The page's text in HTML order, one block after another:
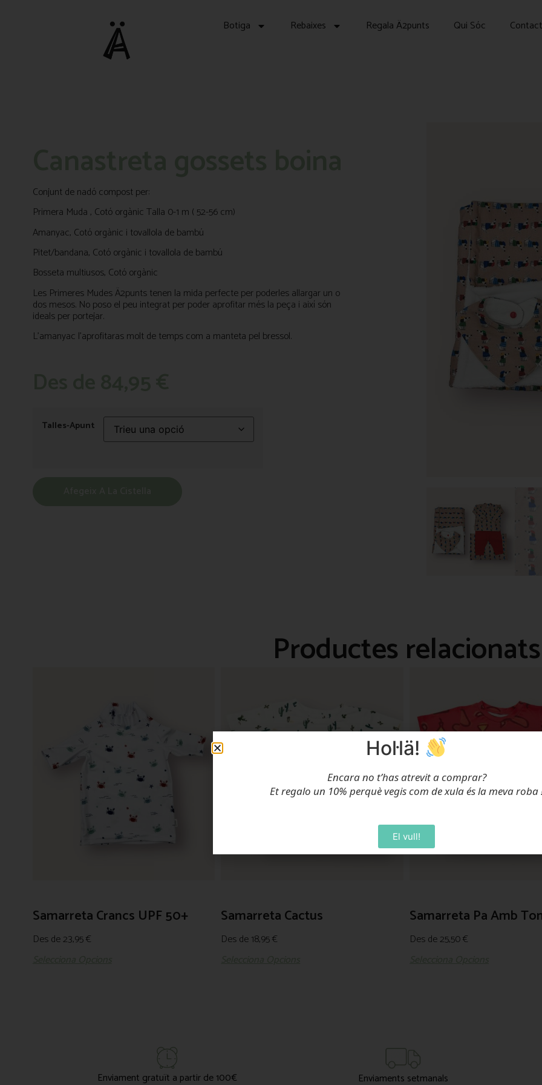
Botiga Rebaixes Regala Ä2punts Qui Sóc
Conjunt de nadó compost per:
Primera Muda , Cotó orgànic Talla 0-1 m ( 52-56 cm)
Amanyac, Cotó orgànic i tovallola de bambú
Pitet/bandana, Cotó orgànic i tovallola de bambú
Bosseta multiusos, Cotó orgànic
Les Primeres Mudes Ä2punts tenen la mida perfecte per poderles allargar un o
dos mesos. No poso el peu integrat per poder aprofitar més la peça i així són
ideals per portejar.
L’amanyac l’aprofitaras molt de temps com a manteta pel bressol.
Talles-Apunt
Productes relacionats
Samarreta Crancs UPF 50+
Des de23,95€
Samarreta Cactus
Des de18,95€
Samarreta Pa Amb
Des de25,50€
Enviament gratuït a partir de 100€ Enviaments setmanals
Hol·lä!
Encara no t’has atrevit a comprar?
Et regalo un 10% perquè vegis com de xula és la meva roba
El vull!